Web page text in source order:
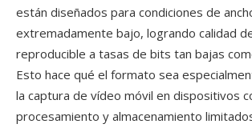
están diseñados para condiciones de
extremadamente bajo, logrando calidad
reproducible a tasas de bits tan bajas
Esto hace qué el formato sea
la captura de vídeo móvil en dispositivos
procesamiento y almacenamiento